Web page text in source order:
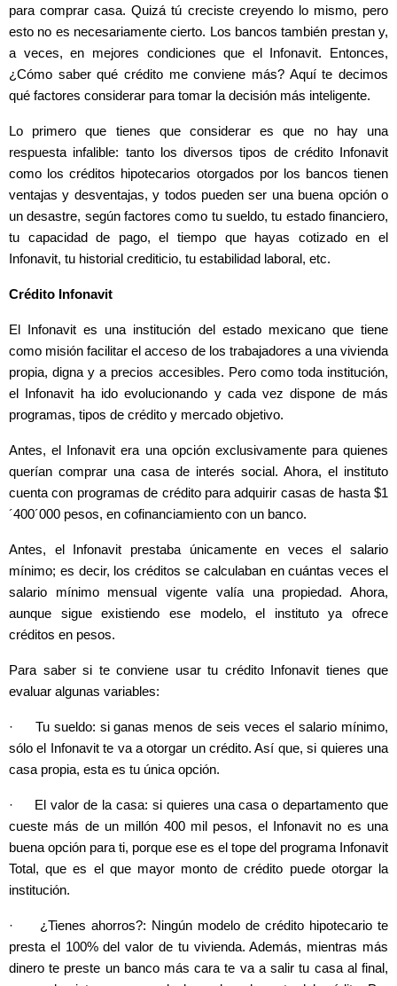
para comprar casa. Quizá tú creciste creyendo lo mismo, pero
esto no es necesariamente cierto. Los bancos también prestan y,
a veces, en mejores condiciones que el Infonavit. Entonces,
¿Cómo saber qué crédito me conviene más? Aquí te decimos
qué factores considerar para tomar la decisión más inteligente.
Lo primero que tienes que considerar es que no hay una
respuesta infalible: tanto los diversos tipos de crédito Infonavit
como los créditos hipotecarios otorgados por los bancos tienen
ventajas y desventajas, y todos pueden ser una buena opción o
un desastre, según factores como tu sueldo, tu estado financiero,
tu capacidad de pago, el tiempo que hayas cotizado en el
Infonavit, tu historial crediticio, tu estabilidad laboral, etc.
Crédito Infonavit
El Infonavit es una institución del estado mexicano que tiene
como misión facilitar el acceso de los trabajadores a una vivienda
propia, digna y a precios accesibles. Pero como toda institución,
el Infonavit ha ido evolucionando y cada vez dispone de más
programas, tipos de crédito y mercado objetivo.
Antes, el Infonavit era una opción exclusivamente para quienes
querían comprar una casa de interés social. Ahora, el instituto
cuenta con programas de crédito para adquirir casas de hasta $1
´400´000 pesos, en cofinanciamiento con un banco.
Antes, el Infonavit prestaba únicamente en veces el salario
mínimo; es decir, los créditos se calculaban en cuántas veces el
salario mínimo mensual vigente valía una propiedad. Ahora,
aunque sigue existiendo ese modelo, el instituto ya ofrece
créditos en pesos.
Para saber si te conviene usar tu crédito Infonavit tienes que
evaluar algunas variables:
· Tu sueldo: si ganas menos de seis veces el salario mínimo,
sólo el Infonavit te va a otorgar un crédito. Así que, si quieres una
casa propia, esta es tu única opción.
· El valor de la casa: si quieres una casa o departamento que
cueste más de un millón 400 mil pesos, el Infonavit no es una
buena opción para ti, porque ese es el tope del programa Infonavit
Total, que es el que mayor monto de crédito puede otorgar la
institución.
· ¿Tienes ahorros?: Ningún modelo de crédito hipotecario te
presta el 100% del valor de tu vivienda. Además, mientras más
dinero te preste un banco más cara te va a salir tu casa al final,